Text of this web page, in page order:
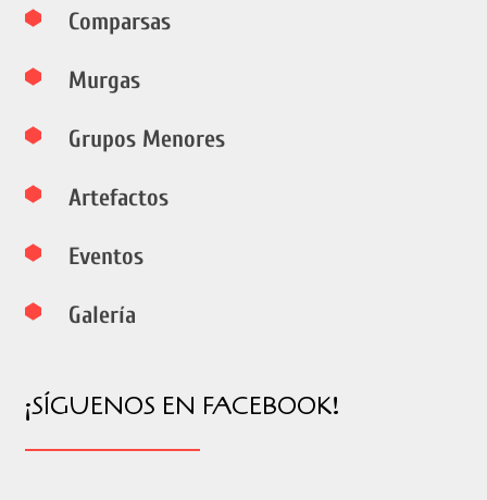
Comparsas
Murgas
Grupos Menores
Artefactos
Eventos
Galería
¡SÍGUENOS EN FACEBOOK!